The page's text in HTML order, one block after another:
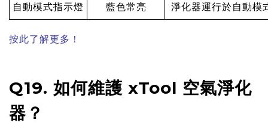
自動模式指示燈
藍色常亮 淨化器運行於自動模
按此了解更多！
Q19. 如何維護 xTool 空氣淨化
器？